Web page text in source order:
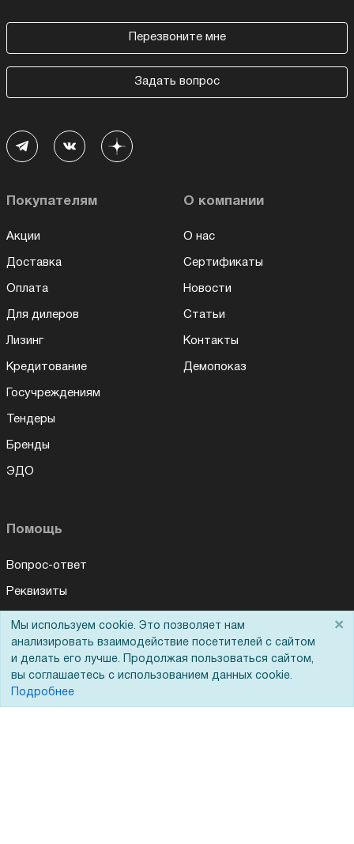
Перезвоните мне
Задать вопрос
Покупателям
Акции
Доставка
Оплата
Для дилеров
Лизинг
Кредитование
Госучреждениям
Тендеры
Бренды
ЭДО
О компании
О нас
Сертификаты
Новости
Статьи
Контакты
Демопоказ
Помощь
Вопрос-ответ
Реквизиты
Сервисный центр
Обратная связь
Мы используем cookie. Это позволяет нам
анализировать взаимодействие посетителей с сайтом
и делать его лучше. Продолжая пользоваться сайтом,
вы соглашаетесь с использованием данных cookie.
Подробнее
×